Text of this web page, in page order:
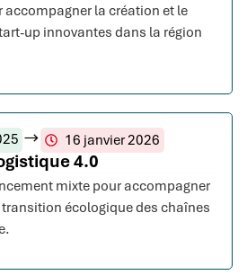
accompagner la création et le
up innovantes dans la région
16 janvier 2026
4.0
mixte pour accompagner
écologique des chaînes